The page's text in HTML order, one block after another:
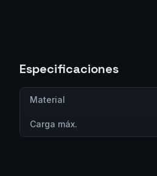
Especificaciones
Material
Carga máx.